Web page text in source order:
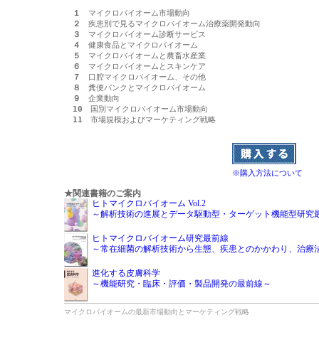
１
２
３
４
５
６
７
８
９
10
11 市場規模およびマーケティング戦略
※購入方法について
★関連書籍のご案内
ヒトマイクロバイオーム Vol.2
～解析技術の進展とデータ駆動型・ターゲット機能型研究
ヒトマイクロバイオーム研究最前線
～常在細菌の解析技術から生態、疾患とのかかわり、治療
進化する皮膚科学
～機能研究・臨床・評価・製品開発の最前線～
マイクロバイオームの最新市場動向とマーケティング戦略